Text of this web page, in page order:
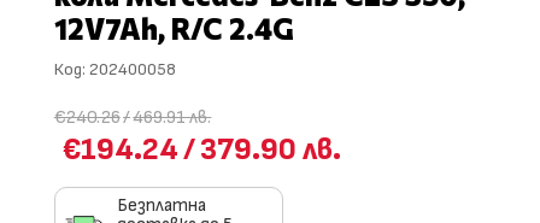
12V7Ah, R/C 2.4G
Код: 202400058
€240.26/469.91 лв.
€194.24/379.90 лв.
Безплатна